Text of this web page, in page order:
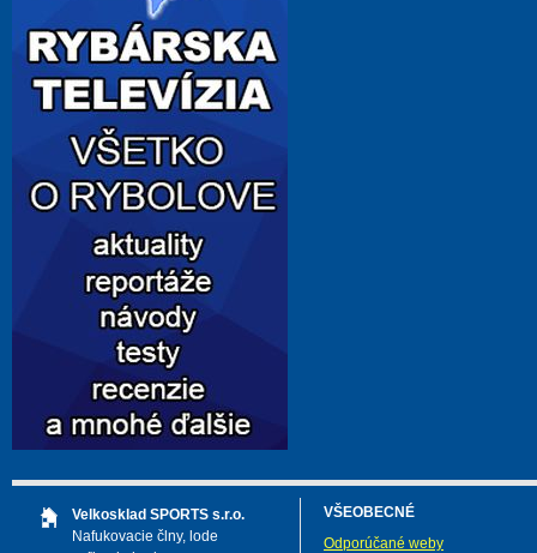
Velkosklad SPORTS s.r.o.
Nafukovacie člny, lode
VŠEOBECNÉ
Odporúčané weby